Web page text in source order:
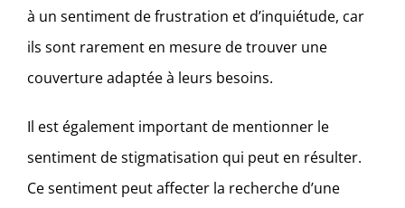
à un sentiment de frustration et d’inquiétude, car
ils sont rarement en mesure de trouver une
couverture adaptée à leurs besoins.
Il est également important de mentionner le
sentiment de stigmatisation qui peut en résulter.
Ce sentiment peut affecter la recherche d’une